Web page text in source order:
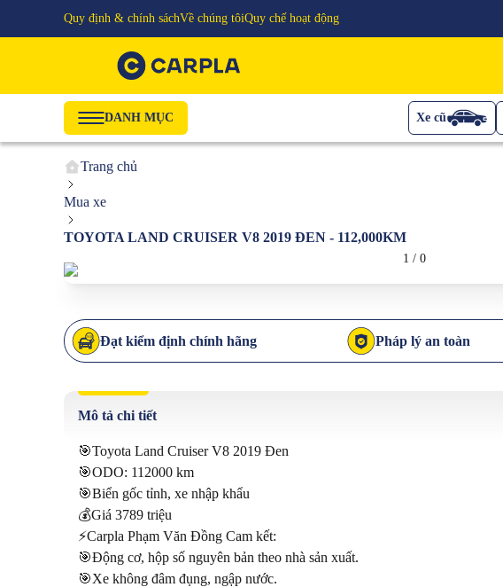
Quy định & chính sáchVề chúng tôiQuy chế hoạt động
DANH MỤC Xe cũ
Trang chủ
Mua xe
TOYOTA LAND CRUISER V8 2019 ĐEN - 112,000KM
1 / 0
Đạt kiểm định chính hãng Pháp lý an toàn
Mô tả chi tiết
🎯Toyota Land Cruiser V8 2019 Đen
🎯ODO: 112000 km
🎯Biển gốc tỉnh, xe nhập khẩu
💰Giá 3789 triệu
⚡️Carpla Phạm Văn Đồng Cam kết:
🎯Động cơ, hộp số nguyên bản theo nhà sản xuất.
🎯Xe không đâm đụng, ngập nước.